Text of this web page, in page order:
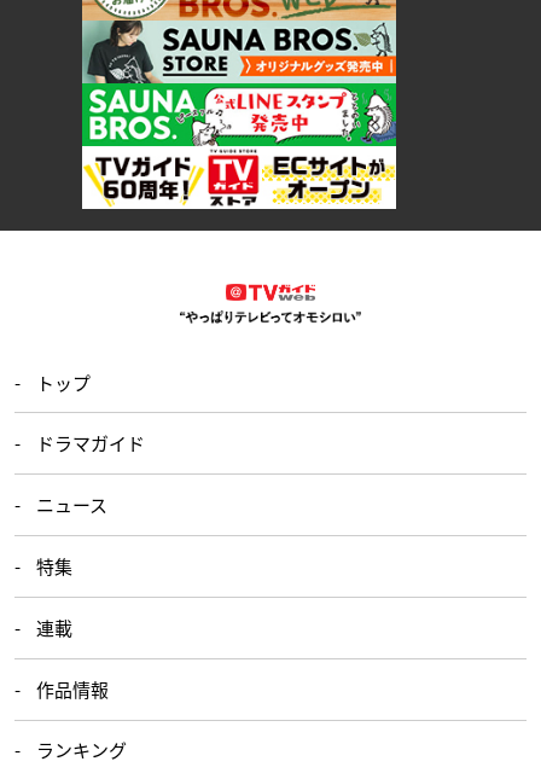
トップ
ドラマガイド
ニュース
特集
連載
作品情報
ランキング